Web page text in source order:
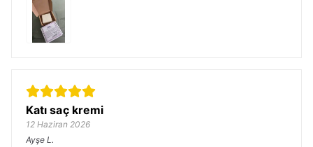
Katı saç kremi
12 Haziran 2026
Ayşe L.